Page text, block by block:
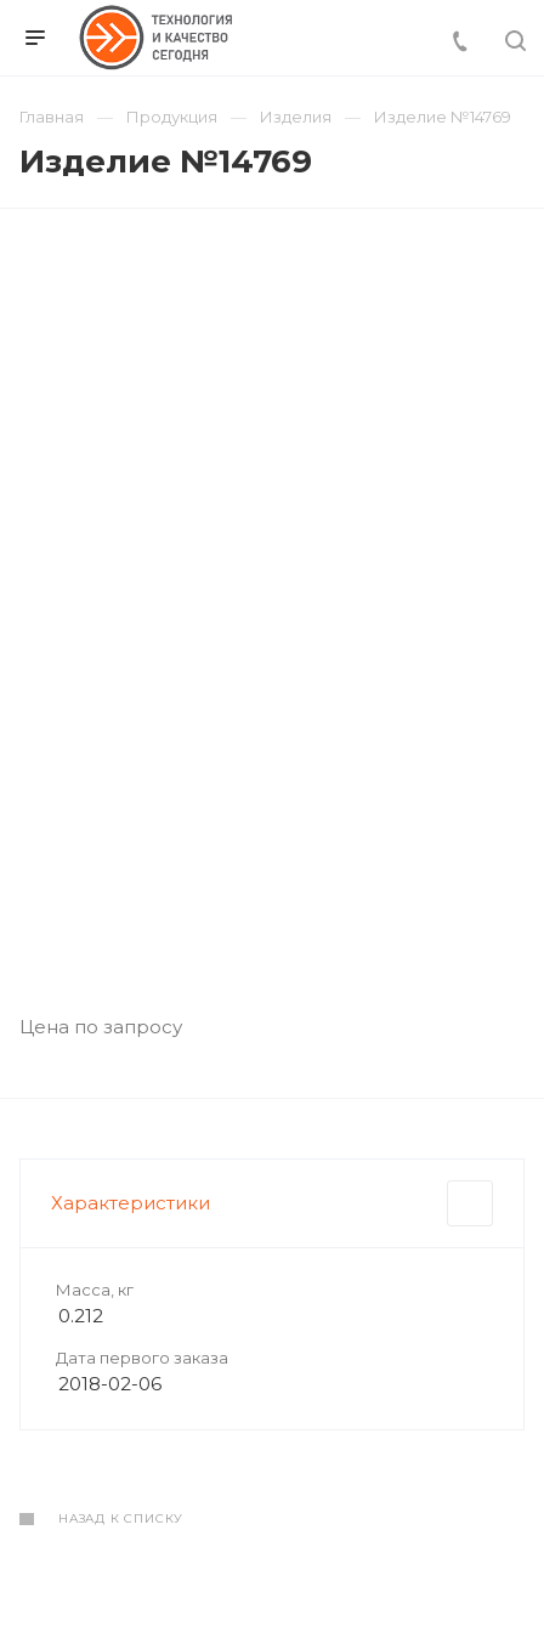
Главная Продукция Изделия Изделие №14769
Изделие №14769
Цена по запросу
Характеристики
Масса, кг
0.212
Дата первого заказа
2018-02-06
НАЗАД К СПИСКУ